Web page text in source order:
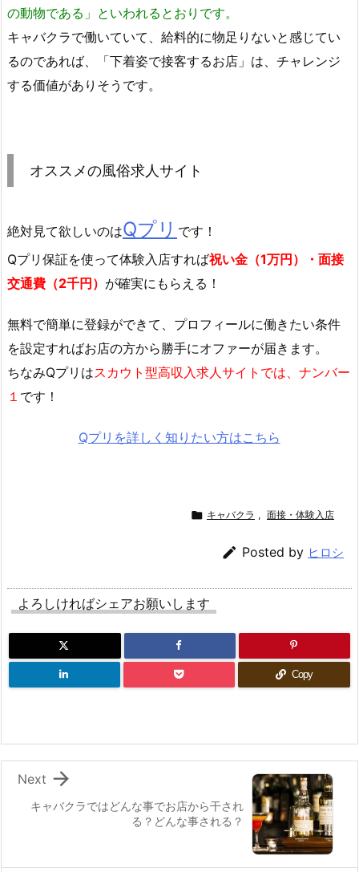
の動物である」といわれるとおりです。
キャバクラで働いていて、給料的に物足りないと感じてい
るのであれば、「下着姿で接客するお店」は、チャレンジ
する価値がありそうです。
オススメの風俗求人サイト
絶対見て欲しいのはQプリ です！
Qプリ保証を使って体験入店すれば祝い金（1万円）・面接
交通費（2千円） が確実にもらえる！
無料で簡単に登録ができて、プロフィールに働きたい条件
を設定すればお店の方から勝手にオファーが届きます。
ちなみQプリはスカウト型高収入求人サイトでは、ナンバー
１ です！
Qプリを詳しく知りたい方はこちら
 キャバクラ , 面接・体験入店
 Posted by ヒロシ
よろしければシェアお願いします
Copy
キャバクラではどんな事でお店から干され
る？どんな事される？

Next